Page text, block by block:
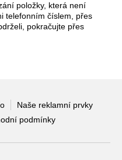
položky, která není
telefonním číslem, přes
pokračujte přes
Naše reklamní prvky
podmínky